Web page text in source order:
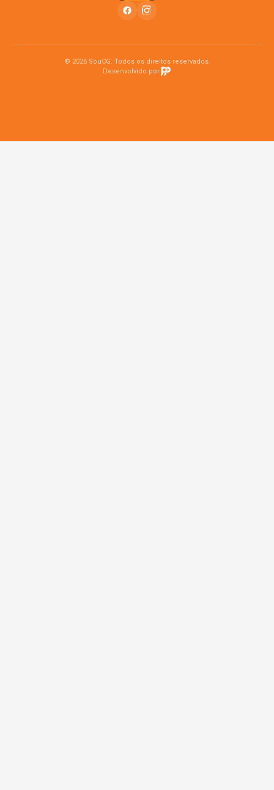
© 2026 SouCG. Todos os direitos reservados.
Desenvolvido por